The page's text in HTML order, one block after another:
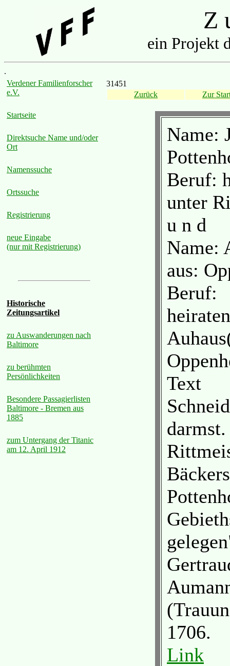
Z
ein Projekt
.
Verdener Familienforscher
e.V.
Startseite
Direktsuche Name und/oder
Ort
Namenssuche
Ortssuche
Registrierung
neue Eingabe
(nur mit Registrierung)
Historische
Zeitungsartikel
zu Auswanderungen nach
Baltimore
zu berühmten
Persönlichkeiten
Besondere Passagierlisten
Baltimore - Bremen aus
1885
zum Untergang der Titanic
am 12. April 1912
31451
Zurück
Zur
Name:
Beruf:
unter
u n d
Name:
aus:
Beruf:
Text
1706.
Link